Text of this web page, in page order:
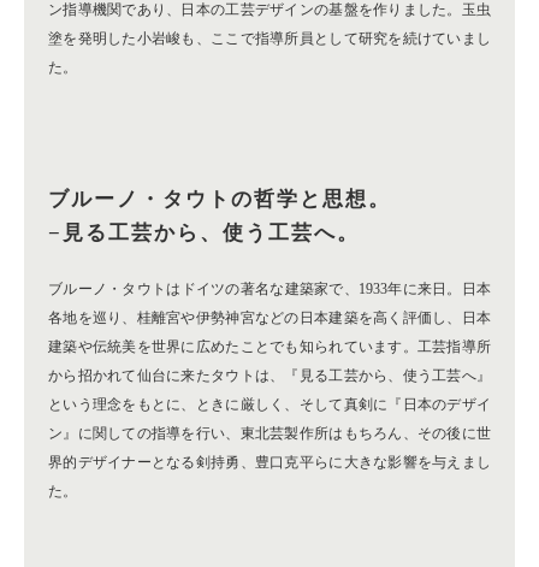
ン指導機関であり、日本の工芸デザインの基盤を作りました。玉虫
塗を発明した小岩峻も、ここで指導所員として研究を続けていまし
た。
ブルーノ・タウトの哲学と思想。
−見る工芸から、使う工芸へ。
ブルーノ・タウトはドイツの著名な建築家で、1933年に来日。日本
各地を巡り、桂離宮や伊勢神宮などの日本建築を高く評価し、日本
建築や伝統美を世界に広めたことでも知られています。工芸指導所
から招かれて仙台に来たタウトは、『見る工芸から、使う工芸へ』
という理念をもとに、ときに厳しく、そして真剣に『日本のデザイ
ン』に関しての指導を行い、東北芸製作所はもちろん、その後に世
界的デザイナーとなる剣持勇、豊口克平らに大きな影響を与えまし
た。